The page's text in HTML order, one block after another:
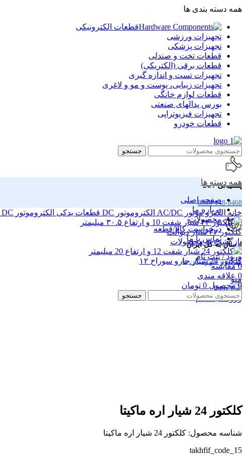
همه دسته بندی ها
قطعات الکترونیکی
تجهیزات ورزشی
تجهیزات پزشکی
قطعات تخت و صندلی
قطعات برقی (الکتریکی)
تجهیزات تست و اندازه گیری
تجهیزات زیبایی، پوست و مو و لاغری
قطعات لوازم خانگی
بورس پدالهای صنعتی
تجهیزات فیزیوتراپی
قطعات خودرو
جستجو
پشتیبانی 24/7
0998-148-8468
ارسال به کل ایران
تهران و شهرستان ها
منو
ورود / ثبت نام
همه دسته ها
صفحه اصلی
درباره ما
محصولات
درخواست کالا/قطعه
تماس با ما
ورود / ثبت نام
0 مقایسه
0 علاقه مندی
0 محصول 0 تومان
جستجو
خانه الکترو موتور AC/DC الکتروموتور DC قطعات یدکی الکتروموتور DC
کلکتور ۳۲ شیار دیوالت
بازگشت به محصولات
کلکتور 24 شیار جارو سوراخ ۱۲
کلکتور 24 شیار اره ماکیتا
شناسه محصول: کلکتور 24 شیار اره ماکیتا
takhfif_code_15